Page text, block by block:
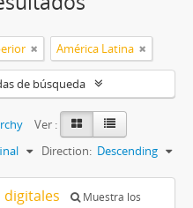
América Latina
de búsqueda
Ver :
Direction: Descending
Muestra los